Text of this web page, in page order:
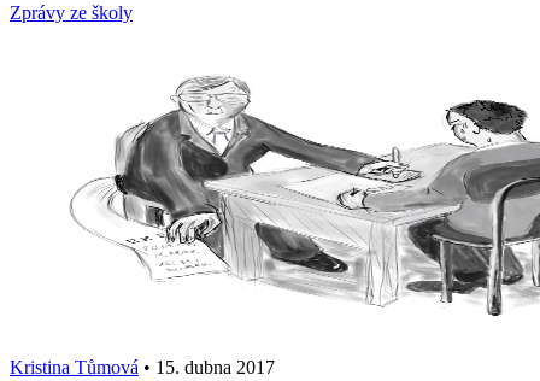
Zprávy ze školy
Kristina Tůmová • 15. dubna 2017